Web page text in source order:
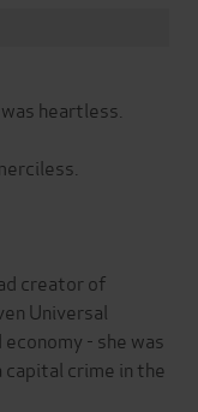
heartless.
creator of
Universal
- she was
crime in the